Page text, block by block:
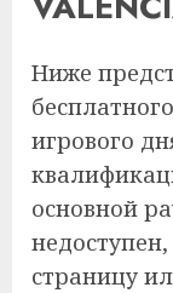
Ниже
игрового
основной
страницу